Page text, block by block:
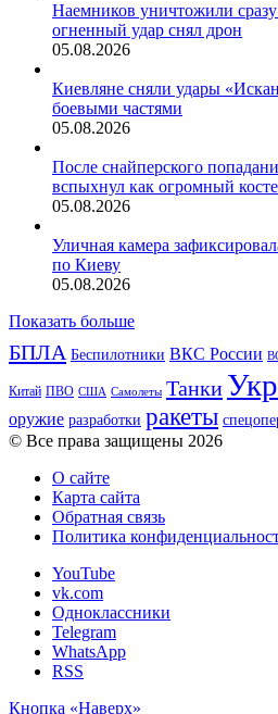
Наемников уничтожили
огненный удар снял дрон
05.08.2026
Киевляне сняли удары
боевыми частями
05.08.2026
После снайперского
вспыхнул как огромный
05.08.2026
Уличная камера
по Киеву
05.08.2026
Показать больше
БПЛА Беспилотники ВКС России
Китай ПВО США Самолеты Танки
оружие разработки ракеты
© Все права защищены 2026
О сайте
Карта сайта
Обратная связь
Политика
YouTube
vk.com
Одноклассники
Telegram
WhatsApp
RSS
Кнопка «Наверх»